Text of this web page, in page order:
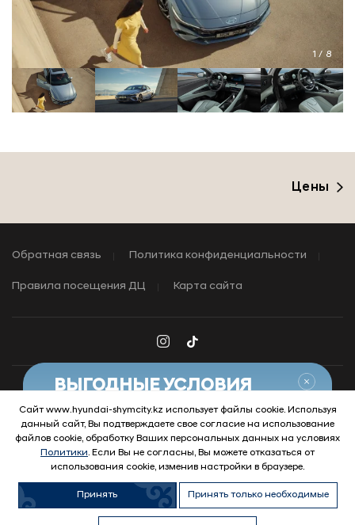
1 / 8
Цены
Обратная связь Политика конфиденциальности
Правила посещения ДЦ Карта сайта
© 2026 Hyundai Motor Company
Сайт www.hyundai-shymcity.kz использует файлы cookie. Используя
данный сайт, Вы подтверждаете свое согласие на использование
файлов cookie, обработку Ваших персональных данных на условиях
Политики. Если Вы не согласны, Вы можете отказаться от
использования cookie, изменив настройки в браузере.
Принять Принять только необходимые
Продать
Купить авто с
пробегом
Обменять
автомобиль
Купить в
кредит
ВЫГОДНЫЕ УСЛОВИЯ
НА АВТОМОБИЛИ HYUNDAI
Узнать условия